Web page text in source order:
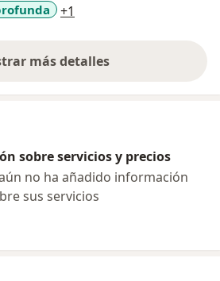
+1
más detalles
sobre la experiencia
sobre servicios y precios
no ha añadido información
sus servicios